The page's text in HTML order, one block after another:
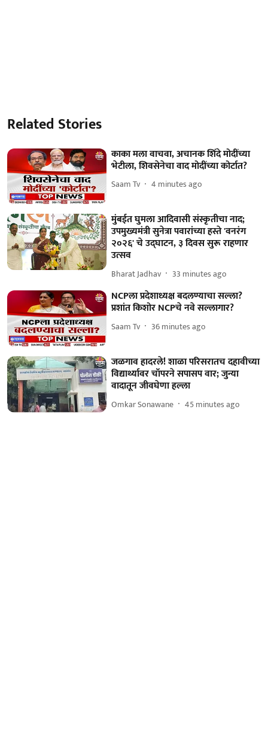
Related Stories
काका मला वाचवा, अचानक शिंदे मोदींच्या
भेटीला, शिवसेनेचा वाद मोदींच्या कोर्टात?
Saam Tv 4 minutes ago
मुंबईत घुमला आदिवासी संस्कृतीचा नाद;
उपमुख्यमंत्री सुनेत्रा पवारांच्या हस्ते 'वनरंग
२०२६' चे उद्घाटन, ३ दिवस सुरू राहणार
उत्सव
Bharat Jadhav 33 minutes ago
NCPला प्रदेशाध्यक्ष बदलण्याचा सल्ला?
प्रशांत किशोर NCPचे नवे सल्लागार?
Saam Tv 36 minutes ago
जळगाव हादरले! शाळा परिसरातच दहावीच्या
विद्यार्थ्यावर चॉपरने सपासप वार; जुन्या
वादातून जीवघेणा हल्ला
Omkar Sonawane 45 minutes ago